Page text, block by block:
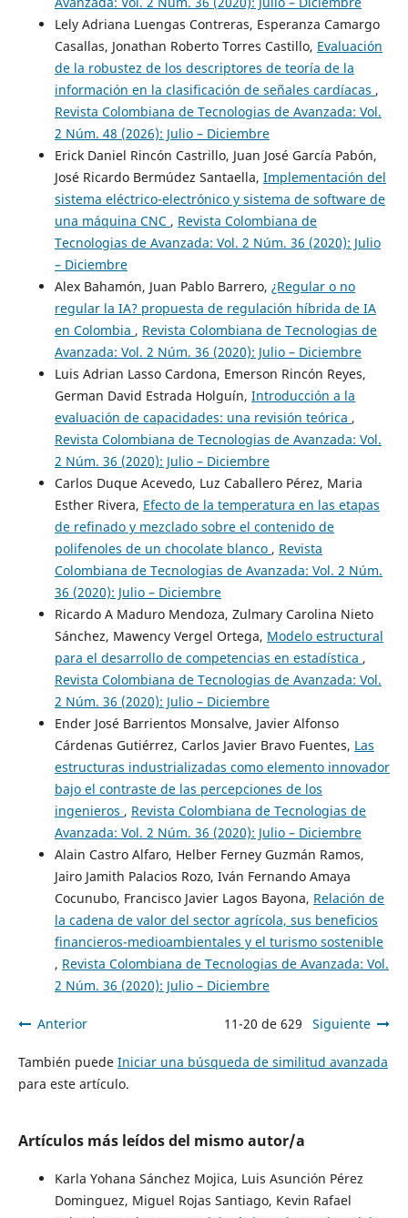
Lely Adriana Luengas Contreras, Esperanza Camargo
Casallas, Jonathan Roberto Torres Castillo, Evaluación
de la robustez de los descriptores de teoría de la
información en la clasificación de señales cardíacas ,
Revista Colombiana de Tecnologias de Avanzada: Vol.
2 Núm. 48 (2026): Julio – Diciembre
Erick Daniel Rincón Castrillo, Juan José García Pabón,
José Ricardo Bermúdez Santaella, Implementación del
sistema eléctrico-electrónico y sistema de software de
una máquina CNC , Revista Colombiana de
Tecnologias de Avanzada: Vol. 2 Núm. 36 (2020): Julio
– Diciembre
Alex Bahamón, Juan Pablo Barrero, ¿Regular o no
regular la IA? propuesta de regulación híbrida de IA
en Colombia , Revista Colombiana de Tecnologias de
Avanzada: Vol. 2 Núm. 36 (2020): Julio – Diciembre
Luis Adrian Lasso Cardona, Emerson Rincón Reyes,
German David Estrada Holguín, Introducción a la
evaluación de capacidades: una revisión teórica ,
Revista Colombiana de Tecnologias de Avanzada: Vol.
2 Núm. 36 (2020): Julio – Diciembre
Carlos Duque Acevedo, Luz Caballero Pérez, Maria
Esther Rivera, Efecto de la temperatura en las etapas
de refinado y mezclado sobre el contenido de
polifenoles de un chocolate blanco , Revista
Colombiana de Tecnologias de Avanzada: Vol. 2 Núm.
36 (2020): Julio – Diciembre
Ricardo A Maduro Mendoza, Zulmary Carolina Nieto
Sánchez, Mawency Vergel Ortega, Modelo estructural
para el desarrollo de competencias en estadística ,
Revista Colombiana de Tecnologias de Avanzada: Vol.
2 Núm. 36 (2020): Julio – Diciembre
Ender José Barrientos Monsalve, Javier Alfonso
Cárdenas Gutiérrez, Carlos Javier Bravo Fuentes, Las
estructuras industrializadas como elemento innovador
bajo el contraste de las percepciones de los
ingenieros , Revista Colombiana de Tecnologias de
Avanzada: Vol. 2 Núm. 36 (2020): Julio – Diciembre
Alain Castro Alfaro, Helber Ferney Guzmán Ramos,
Jairo Jamith Palacios Rozo, Iván Fernando Amaya
Cocunubo, Francisco Javier Lagos Bayona, Relación de
la cadena de valor del sector agrícola, sus beneficios
financieros-medioambientales y el turismo sostenible
, Revista Colombiana de Tecnologias de Avanzada: Vol.
2 Núm. 36 (2020): Julio – Diciembre
Anterior 11-20 de 629 Siguiente
También puede Iniciar una búsqueda de similitud avanzada
para este artículo.
Artículos más leídos del mismo autor/a
Karla Yohana Sánchez Mojica, Luis Asunción Pérez
Dominguez, Miguel Rojas Santiago, Kevin Rafael